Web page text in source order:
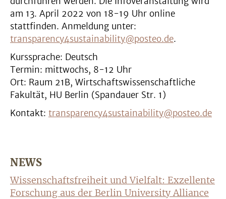
am 13. April 2022 von 18-19 Uhr online
stattfinden. Anmeldung unter:
transparency4sustainability@posteo.de.
Kurssprache: Deutsch
Termin: mittwochs, 8-12 Uhr
Ort: Raum 21B, Wirtschaftswissenschaftliche
Fakultät, HU Berlin (Spandauer Str. 1)
Kontakt: transparency4sustainability@posteo.de
NEWS
Wissenschaftsfreiheit und Vielfalt: Exzellente
Forschung aus der Berlin University Alliance